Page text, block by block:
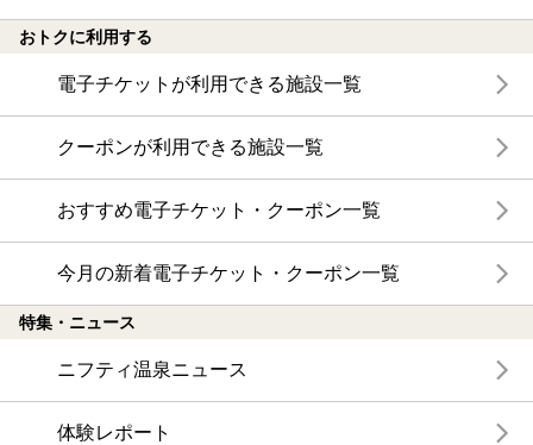
おトクに利用する
電子チケットが利用できる施設一覧
クーポンが利用できる施設一覧
おすすめ電子チケット・クーポン一覧
今月の新着電子チケット・クーポン一覧
特集・ニュース
ニフティ温泉ニュース
体験レポート